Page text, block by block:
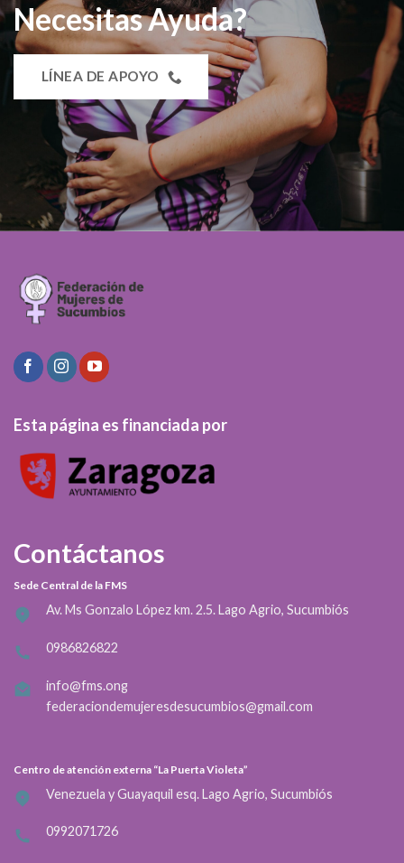
Necesitas Ayuda?
LÍNEA DE APOYO
Esta página es financiada por
Contáctanos
Sede Central de la FMS
Av. Ms Gonzalo López km. 2.5. Lago Agrio, Sucumbiós
0986826822
info@fms.ong
federaciondemujeresdesucumbios@gmail.com
Centro de atención externa “La Puerta Violeta”
Venezuela y Guayaquil esq. Lago Agrio, Sucumbiós
0992071726